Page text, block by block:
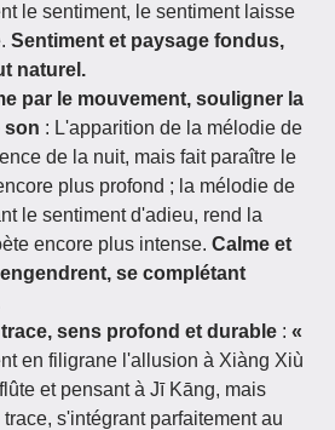
le sentiment, le sentiment laisse
Sentiment et paysage fondus,
naturel.
par le mouvement, souligner la
son : L'apparition de la mélodie de
de la nuit, mais fait paraître le
plus profond ; la mélodie de
le sentiment d'adieu, rend la
encore plus intense. Calme et
se complétant
sens profond et durable : «
en filigrane l'allusion à Xiàng Xiù
et pensant à Jī Kāng, mais
s'intégrant parfaitement au